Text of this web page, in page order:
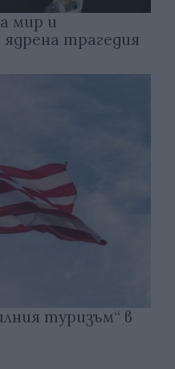
мир и
ядрена трагедия
туризъм“ в